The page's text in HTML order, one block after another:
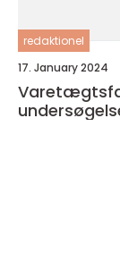
redaktionel
17. January 2024